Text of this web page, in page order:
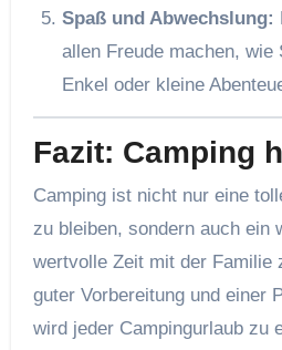
Spaß und Abwechslung:
allen Freude machen,
Enkel oder kleine
Fazit: Camping
Camping ist nicht nur eine
zu bleiben, sondern auch ein
wertvolle Zeit mit der Familie
guter Vorbereitung und einer
wird jeder Campingurlaub zu